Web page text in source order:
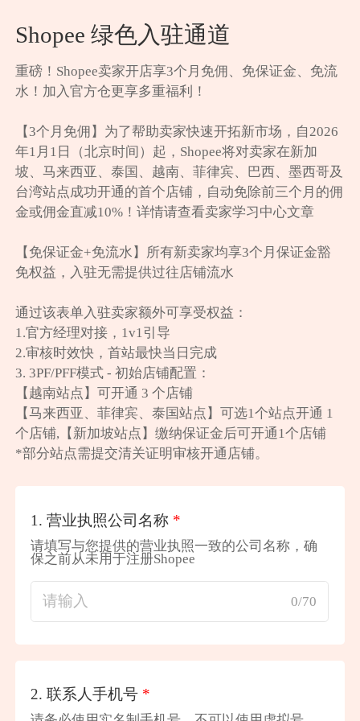
Shopee 绿色入驻通道
重磅！Shopee卖家开店享3个月免佣、免保证金、免流
水！加入官方仓更享多重福利！
【3个月免佣】为了帮助卖家快速开拓新市场，自2026
年1月1日（北京时间）起，Shopee将对卖家在新加
坡、马来西亚、泰国、越南、菲律宾、巴西、墨西哥及
台湾站点成功开通的首个店铺，自动免除前三个月的佣
金或佣金直减10%！详情请查看卖家学习中心文章
【免保证金+免流水】所有新卖家均享3个月保证金豁
免权益，入驻无需提供过往店铺流水
通过该表单入驻卖家额外可享受权益：
1.官方经理对接，1v1引导
2.审核时效快，首站最快当日完成
3. 3PF/PFF模式 - 初始店铺配置：
【越南站点】可开通 3 个店铺
【马来西亚、菲律宾、泰国站点】可选1个站点开通 1
个店铺,【新加坡站点】缴纳保证金后可开通1个店铺
*部分站点需提交清关证明审核开通店铺。
1.营业执照公司名称 *
请填写与您提供的营业执照一致的公司名称，确
保之前从未用于注册Shopee
0/70
2.联系人手机号 *